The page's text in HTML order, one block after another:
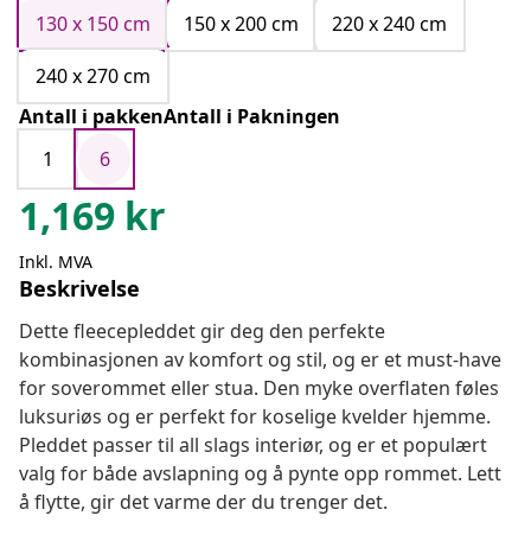
130 x 150 cm
150 x 200 cm
220 x 240 cm
240 x 270 cm
Antall i pakkenAntall i Pakningen
1
6
1,169 kr
Inkl. MVA
Beskrivelse
Dette fleecepleddet gir deg den perfekte
kombinasjonen av komfort og stil, og er et must-have
for soverommet eller stua. Den myke overflaten føles
luksuriøs og er perfekt for koselige kvelder hjemme.
Pleddet passer til all slags interiør, og er et populært
valg for både avslapning og å pynte opp rommet. Lett
å flytte, gir det varme der du trenger det.